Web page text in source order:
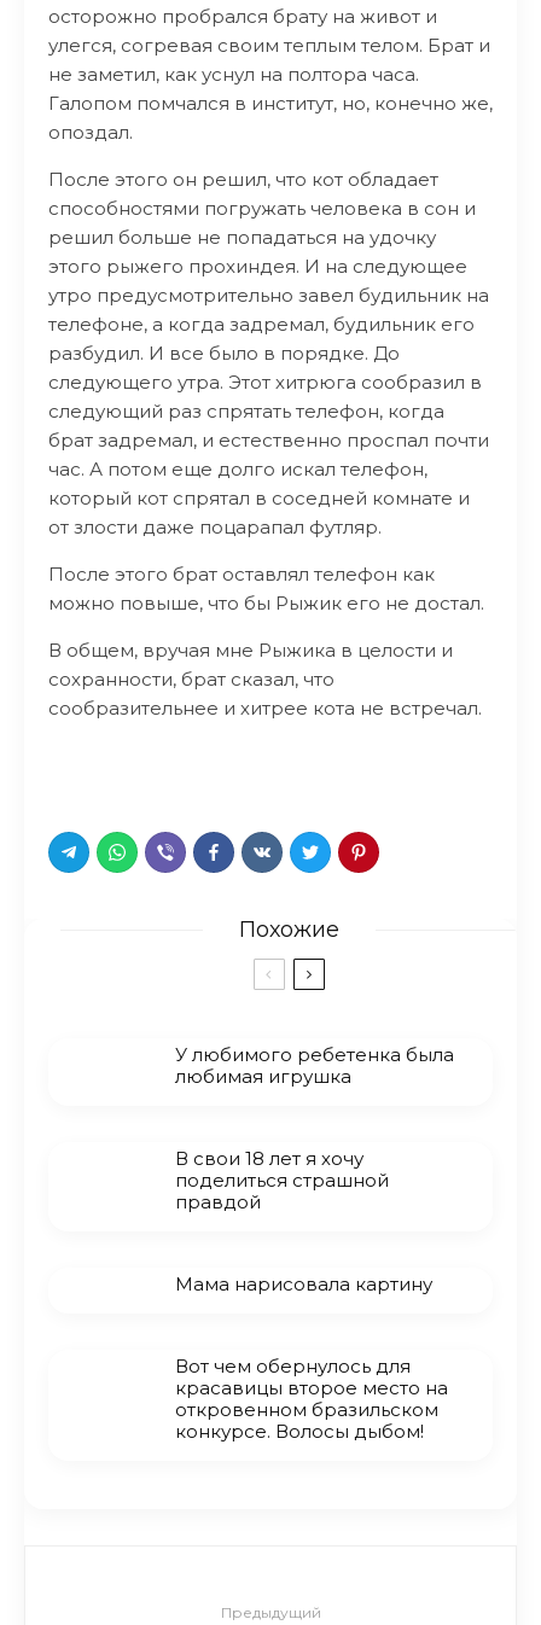
осторожно пробрался брату на живот и
улегся, согревая своим теплым телом. Брат и
не заметил, как уснул на полтора часа.
Галопом помчался в институт, но, конечно же,
опоздал.
После этого он решил, что кот обладает
способностями погружать человека в сон и
решил больше не попадаться на удочку
этого рыжего прохиндея. И на следующее
утро предусмотрительно завел будильник на
телефоне, а когда задремал, будильник его
разбудил. И все было в порядке. До
следующего утра. Этот хитрюга сообразил в
следующий раз спрятать телефон, когда
брат задремал, и естественно проспал почти
час. А потом еще долго искал телефон,
который кот спрятал в соседней комнате и
от злости даже поцарапал футляр.
После этого брат оставлял телефон как
можно повыше, что бы Рыжик его не достал.
В общем, вручая мне Рыжика в целости и
сохранности, брат сказал, что
сообразительнее и хитрее кота не встречал.
Похожие
У любимого ребетенка была
любимая игрушка
В свои 18 лет я хочу
поделиться страшной
правдой
Мама нарисовала картину
Вот чем обернулось для
красавицы второе место на
откровенном бразильском
конкурсе. Волосы дыбом!
Предыдущий